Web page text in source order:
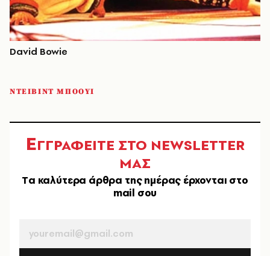
David Bowie
ΝΤΕΙΒΙΝΤ ΜΠΟΟΥΙ
ΕΓΓΡΑΦΕΙΤΕ ΣΤΟ NEWSLETTER
ΜΑΣ
Tα καλύτερα άρθρα της ημέρας έρχονται στο
mail σου